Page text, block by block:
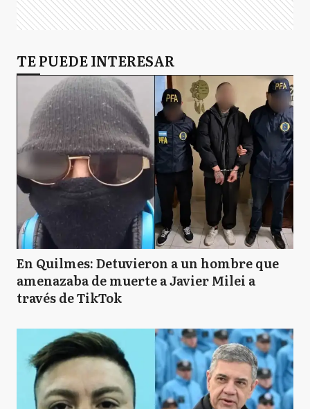
TE PUEDE INTERESAR
En Quilmes: Detuvieron a un hombre que
amenazaba de muerte a Javier Milei a
través de TikTok